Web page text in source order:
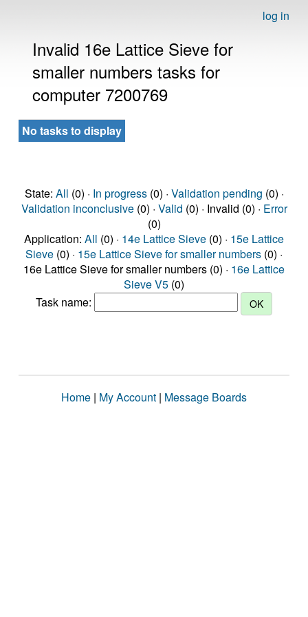
log in
Invalid 16e Lattice Sieve for
smaller numbers tasks for
computer 7200769
No tasks to display
State: All (0) · In progress(0) · Validation pending (0) ·
Validation inconclusive(0) · Valid (0) · Invalid (0) · Error
(0)
Application: All (0) · 14e Lattice Sieve (0) · 15e Lattice
Sieve (0) · 15e Lattice Sieve for smaller numbers (0) ·
16e Lattice Sieve for smaller numbers (0) · 16e Lattice
Sieve V5 (0)
Task name:
Home | My Account | Message Boards